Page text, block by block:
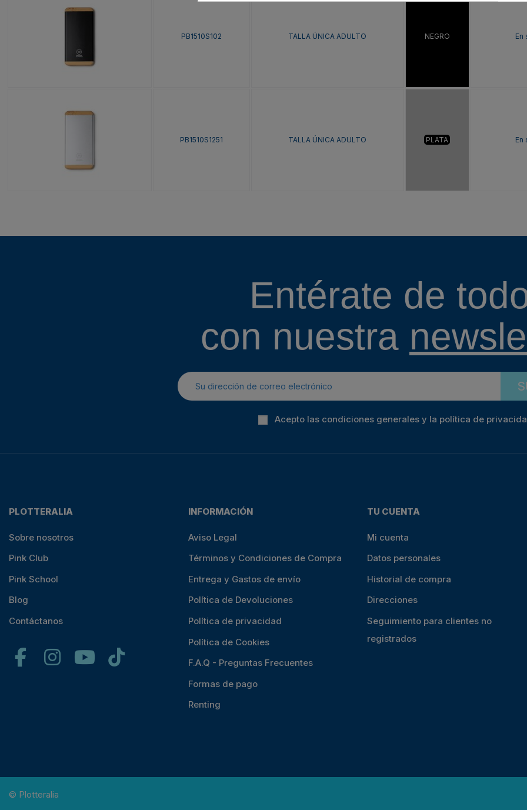
PB1510S102 TALLA ÚNICA ADULTO NEGRO En
PB1510S1251 TALLA ÚNICA ADULTO PLATA En
Entérate de
con nuestra
Acepto las condiciones generales y la política de
PLOTTERALIA
Sobre nosotros
Pink Club
Pink School
Blog
Contáctanos
INFORMACIÓN
Aviso Legal
Términos y Condiciones de Compra
Entrega y Gastos de envío
Política de Devoluciones
Política de privacidad
Política de Cookies
F.A.Q - Preguntas Frecuentes
Formas de pago
Renting
TU CUENTA
Mi cuenta
Datos personales
Historial de compra
Direcciones
Seguimiento para clientes no
registrados
© Plotteralia